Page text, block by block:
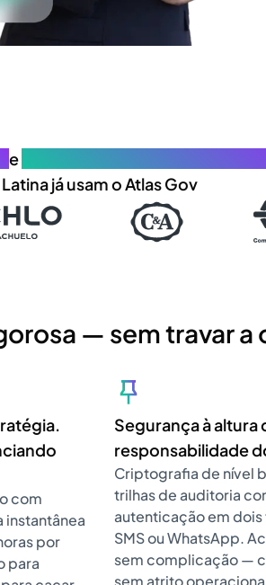
e
Latina já usam o Atlas Gov
— sem travar a
com
instantânea
por
para
Segurança à altura
responsabilidade
Criptografia de nível
trilhas de auditoria
autenticação em
SMS ou WhatsApp.
sem complicação —
sem atrito